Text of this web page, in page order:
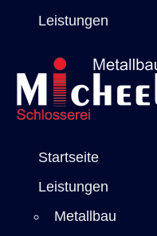
Leistungen
Startseite
Leistungen
Metallbau